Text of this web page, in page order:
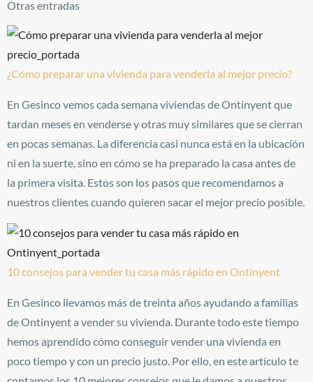
Otras entradas
¿Cómo preparar una vivienda para venderla al mejor precio?
En Gesinco vemos cada semana viviendas de Ontinyent que
tardan meses en venderse y otras muy similares que se cierran
en pocas semanas. La diferencia casi nunca está en la ubicación
ni en la suerte, sino en cómo se ha preparado la casa antes de
la primera visita. Estos son los pasos que recomendamos a
nuestros clientes cuando quieren sacar el mejor precio posible.
10 consejos para vender tu casa más rápido en Ontinyent
En Gesinco llevamos más de treinta años ayudando a familias
de Ontinyent a vender su vivienda. Durante todo este tiempo
hemos aprendido cómo conseguir vender una vivienda en
poco tiempo y con un precio justo. Por ello, en este artículo te